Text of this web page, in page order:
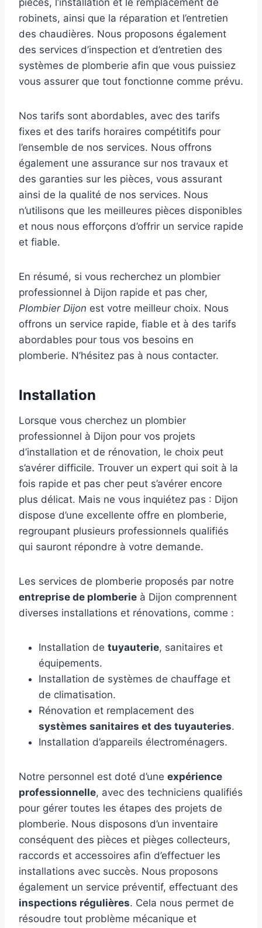
pièces, l’installation et le remplacement de
robinets, ainsi que la réparation et l’entretien
des chaudières. Nous proposons également
des services d’inspection et d’entretien des
systèmes de plomberie afin que vous puissiez
vous assurer que tout fonctionne comme prévu.
Nos tarifs sont abordables, avec des tarifs
fixes et des tarifs horaires compétitifs pour
l’ensemble de nos services. Nous offrons
également une assurance sur nos travaux et
des garanties sur les pièces, vous assurant
ainsi de la qualité de nos services. Nous
n’utilisons que les meilleures pièces disponibles
et nous nous efforçons d’offrir un service rapide
et fiable.
En résumé, si vous recherchez un plombier
professionnel à Dijon rapide et pas cher,
Plombier Dijon est votre meilleur choix. Nous
offrons un service rapide, fiable et à des tarifs
abordables pour tous vos besoins en
plomberie. N’hésitez pas à nous contacter.
Installation
Lorsque vous cherchez un plombier
professionnel à Dijon pour vos projets
d’installation et de rénovation, le choix peut
s’avérer difficile. Trouver un expert qui soit à la
fois rapide et pas cher peut s’avérer encore
plus délicat. Mais ne vous inquiétez pas : Dijon
dispose d’une excellente offre en plomberie,
regroupant plusieurs professionnels qualifiés
qui sauront répondre à votre demande.
Les services de plomberie proposés par notre
entreprise de plomberie à Dijon comprennent
diverses installations et rénovations, comme :
Installation de tuyauterie, sanitaires et
équipements.
Installation de systèmes de chauffage et
de climatisation.
Rénovation et remplacement des
systèmes sanitaires et des tuyauteries.
Installation d’appareils électroménagers.
Notre personnel est doté d’une expérience
professionnelle, avec des techniciens qualifiés
pour gérer toutes les étapes des projets de
plomberie. Nous disposons d’un inventaire
conséquent des pièces et pièges collecteurs,
raccords et accessoires afin d’effectuer les
installations avec succès. Nous proposons
également un service préventif, effectuant des
inspections régulières. Cela nous permet de
résoudre tout problème mécanique et